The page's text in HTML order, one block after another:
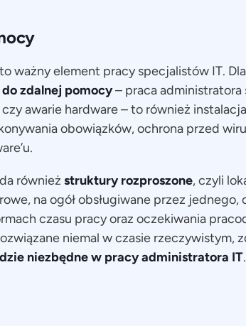
ważny element pracy specjalistów IT.
zdalnej pomocy– praca administratora
awarie hardware – to również
obowiązków, ochrona przed
również struktury rozproszone, czyli
na ogół obsługiwane przez jednego,
czasu pracy oraz oczekiwania
niemal w czasie rzeczywistym,
niezbędne w pracy administratora IT.